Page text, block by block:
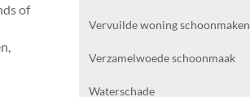
of
Vervuilde woning schoonmaken
Verzamelwoede schoonmaak
Waterschade